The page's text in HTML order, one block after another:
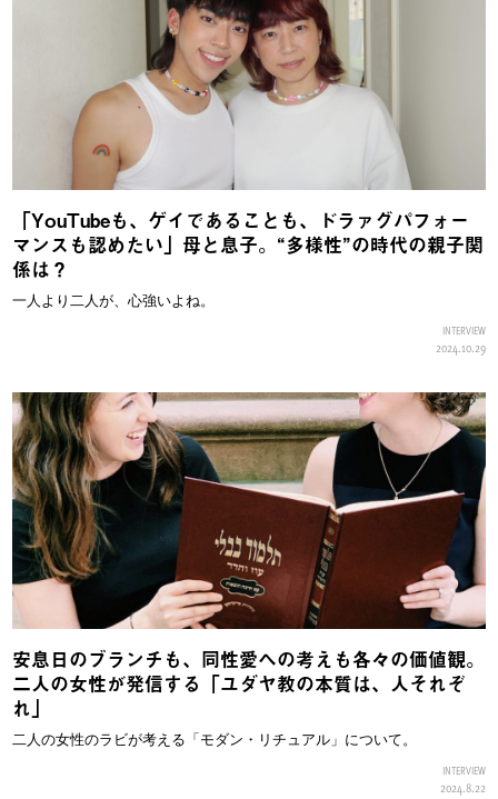
「YouTubeも、ゲイであることも、ドラァグパフォー
マンスも認めたい」母と息子。“多様性”の時代の親子関
係は？
一人より二人が、心強いよね。
INTERVIEW
2024.10.29
安息日のブランチも、同性愛への考えも各々の価値観。
二人の女性が発信する「ユダヤ教の本質は、人それぞ
れ」
二人の女性のラビが考える「モダン・リチュアル」について。
INTERVIEW
2024.8.22